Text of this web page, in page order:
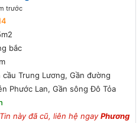
Lương, Gần đường
Phước Lan, Gần sông Đô
trước
bắc
cầu Trung Lương, Gần đường
Phước Lan, Gần sông Đô Tỏa
Tin này đã cũ, liên hệ ngayPhương